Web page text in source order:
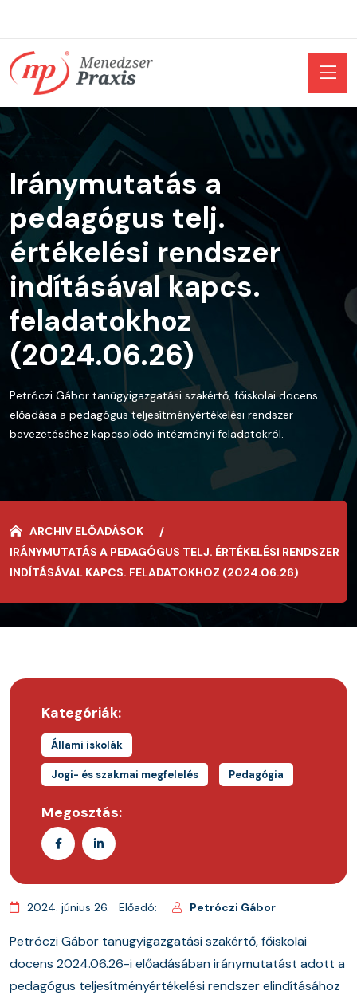
Iránymutatás a
pedagógus telj.
értékelési rendszer
indításával kapcs.
feladatokhoz
(2024.06.26)
Petróczi Gábor tanügyigazgatási szakértő, főiskolai docens
előadása a pedagógus teljesítményértékelési rendszer
bevezetéséhez kapcsolódó intézményi feladatokról.
ARCHIV ELŐADÁSOK
IRÁNYMUTATÁS A PEDAGÓGUS TELJ. ÉRTÉKELÉSI RENDSZER
INDÍTÁSÁVAL KAPCS. FELADATOKHOZ (2024.06.26)
Kategóriák:
Állami iskolák
Jogi- és szakmai megfelelés Pedagógia
Megosztás:
2024. június 26. Előadó: Petróczi Gábor
Petróczi Gábor tanügyigazgatási szakértő, főiskolai
docens 2024.06.26-i előadásában iránymutatást adott a
pedagógus teljesítményértékelési rendszer elindításához